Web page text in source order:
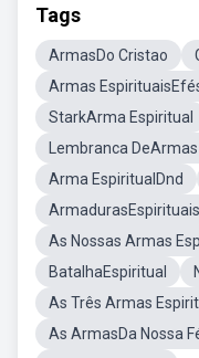
Tags
ArmasDo Cristao
Armas
StarkArma Espiritual
Lembranca
Arma EspiritualDnd
ArmadurasEspirituais
As Nossas Armas
BatalhaEspiritual
As Três Armas
As ArmasDa Nossa